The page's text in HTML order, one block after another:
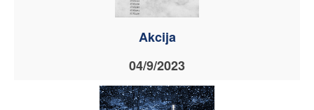
Akcija
04/9/2023